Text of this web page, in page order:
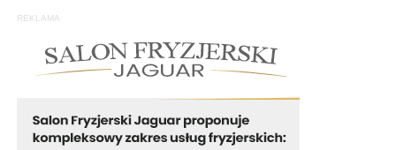
REKLAMA